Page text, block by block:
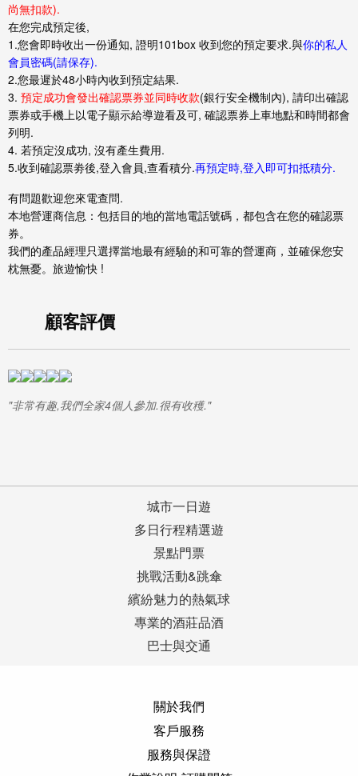
尚無扣款).
在您完成預定後,
1.您會即時收出一份通知, 證明101box 收到您的預定要求.與你的私人
會員密碼(請保存).
2.您最遲於48小時內收到預定結果.
3. 預定成功會發出確認票券並同時收款(銀行安全機制內), 請印出確認
票券或手機上以電子顯示給導遊看及可, 確認票券上車地點和時間都會
列明.
4. 若預定沒成功, 沒有產生費用.
5.收到確認票劵後,登入會員,查看積分.再預定時,登入即可扣抵積分.
有問題歡迎您來電查問.
本地營運商信息：包括目的地的當地電話號碼，都包含在您的確認票
券。
我們的產品經理只選擇當地最有經驗的和可靠的營運商，並確保您安
枕無憂。旅遊愉快 !
顧客評價
"非常有趣,我們全家4個人參加.很有收穫."
城市一日遊
多日行程精選遊
景點門票
挑戰活動&跳傘
繽紛魅力的熱氣球
專業的酒莊品酒
巴士與交通
關於我們
客戶服務
服務與保證